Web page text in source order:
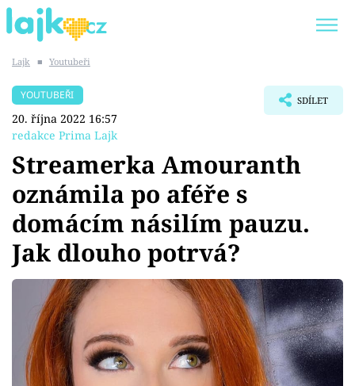
SHOPAHOLICADEL
Témata
Showbyznys
Youtubeři
Virály
Sex a vztahy
Lajk ■ Youtubeři
YOUTUBEŘI
20. října 2022 16:57
redakce Prima Lajk
SDÍLET
Streamerka Amouranth
oznámila po aféře s
domácím násilím pauzu.
Jak dlouho potrvá?